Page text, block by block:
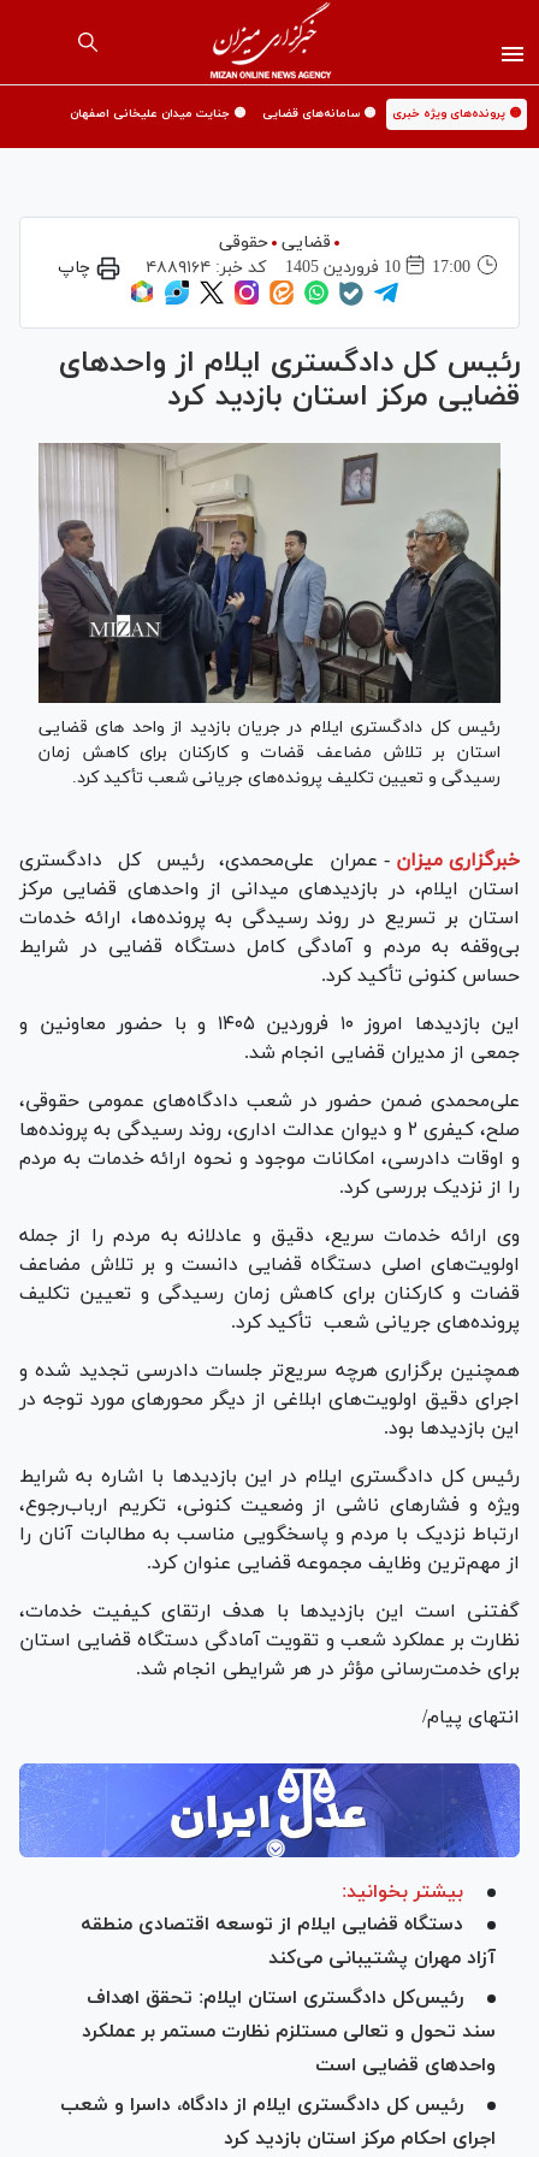
🟡 پرونده‌های ویژه خبری 🟡 سامانه‌های قضایی 🟡 جنایت میدان علیخانی اصفهان
قضایی حقوقی
17:00
10 فروردين 1405 کد خبر:۴۸۸۹۱۶۴ چاپ
رئیس کل دادگستری ایلام از واحد‌های
قضایی مرکز استان بازدید کرد
رئیس کل دادگستری ایلام در جریان بازدید از واحد های قضایی
استان بر تلاش مضاعف قضات و کارکنان برای کاهش زمان
رسیدگی و تعیین تکلیف پرونده‌های جریانی شعب تأکید کرد.
خبرگزاری میزان - عمران علی‌محمدی، رئیس کل دادگستری
استان ایلام، در بازدید‌های میدانی از واحد‌های قضایی مرکز
استان بر تسریع در روند رسیدگی به پرونده‌ها، ارائه خدمات
بی‌وقفه به مردم و آمادگی کامل دستگاه قضایی در شرایط
حساس کنونی تأکید کرد.
این بازدید‌ها امروز ۱۰ فروردین ۱۴۰۵ و با حضور معاونین و
جمعی از مدیران قضایی انجام شد.
علی‌محمدی ضمن حضور در شعب دادگاه‌های عمومی حقوقی،
صلح، کیفری ۲ و دیوان عدالت اداری، روند رسیدگی به پرونده‌ها
و اوقات دادرسی، امکانات موجود و نحوه ارائه خدمات به مردم
را از نزدیک بررسی کرد.
وی ارائه خدمات سریع، دقیق و عادلانه به مردم را از جمله
اولویت‌های اصلی دستگاه قضایی دانست و بر تلاش مضاعف
قضات و کارکنان برای کاهش زمان رسیدگی و تعیین تکلیف
پرونده‌های جریانی شعب تأکید کرد.
همچنین برگزاری هرچه سریع‌تر جلسات دادرسی تجدید شده و
اجرای دقیق اولویت‌های ابلاغی از دیگر محور‌های مورد توجه در
این بازدید‌ها بود.
رئیس کل دادگستری ایلام در این بازدید‌ها با اشاره به شرایط
ویژه و فشار‌های ناشی از وضعیت کنونی، تکریم ارباب‌رجوع،
ارتباط نزدیک با مردم و پاسخگویی مناسب به مطالبات آنان را
از مهم‌ترین وظایف مجموعه قضایی عنوان کرد.
گفتنی است این بازدید‌ها با هدف ارتقای کیفیت خدمات،
نظارت بر عملکرد شعب و تقویت آمادگی دستگاه قضایی استان
برای خدمت‌رسانی مؤثر در هر شرایطی انجام شد.
انتهای پیام/
بیشتر بخوانید:
دستگاه قضایی ایلام از توسعه اقتصادی منطقه
آزاد مهران پشتیبانی می‌کند
رئیس‌کل دادگستری استان ایلام: تحقق اهداف
سند تحول و تعالی مستلزم نظارت مستمر بر عملکرد
واحد‌های قضایی است
رئیس کل دادگستری ایلام از دادگاه، داسرا و شعب
اجرای احکام مرکز استان بازدید کرد